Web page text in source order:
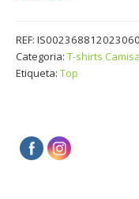
REF:
Categoria: T-shirts
Etiqueta: Top